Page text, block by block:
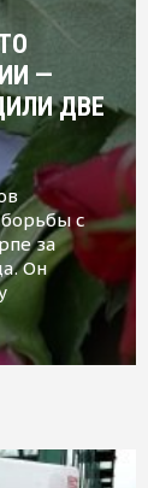
—
ДВЕ
с
за
Он